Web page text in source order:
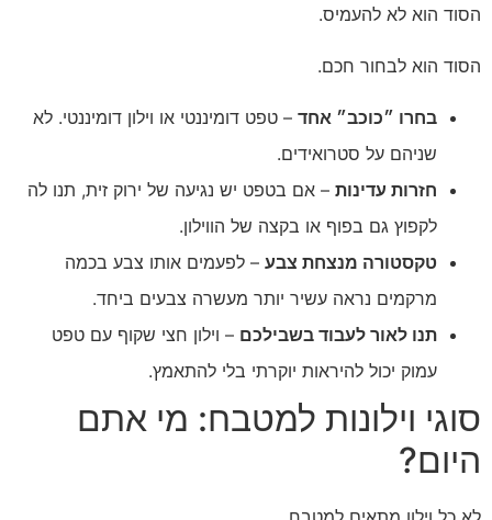
הסוד הוא לא להעמיס.
הסוד הוא לבחור חכם.
בחרו ״כוכב״ אחד – טפט דומיננטי או וילון דומיננטי. לא
שניהם על סטרואידים.
חזרות עדינות – אם בטפט יש נגיעה של ירוק זית, תנו לה
לקפוץ גם בפוף או בקצה של הווילון.
טקסטורה מנצחת צבע – לפעמים אותו צבע בכמה
מרקמים נראה עשיר יותר מעשרה צבעים ביחד.
תנו לאור לעבוד בשבילכם – וילון חצי שקוף עם טפט
עמוק יכול להיראות יוקרתי בלי להתאמץ.
סוגי וילונות למטבח: מי אתם
היום?